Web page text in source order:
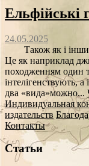
Ельфійські
24.05.2025
Також як і інших
Це як наприклад
походженням один
інтелігенствують,
два «вида»можно...
Индивидуальная
издательств
Контакты
Статьи